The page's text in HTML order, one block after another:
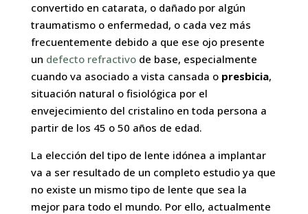
convertido en catarata, o dañado por algún
traumatismo o enfermedad, o cada vez más
frecuentemente debido a que ese ojo presente
un defecto refractivode base, especialmente
cuando va asociado a vista cansada o presbicia,
situación natural o fisiológica por el
envejecimiento del cristalino en toda persona a
partir de los 45 o 50 años de edad.
La elección del tipo de lente idónea a implantar
va a ser resultado de un completo estudio ya que
no existe un mismo tipo de lente que sea la
mejor para todo el mundo. Por ello, actualmente